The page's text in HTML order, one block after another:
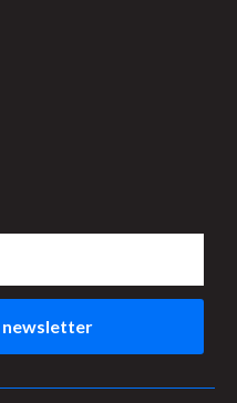
newsletter